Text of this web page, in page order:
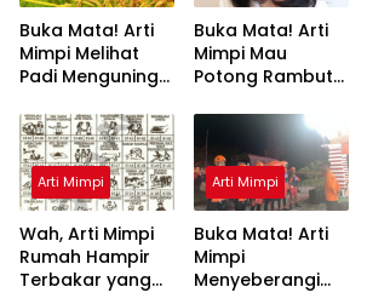
Buka Mata! Arti
Mimpi Melihat
Padi Menguning
Diketahui
Buka Mata! Arti
Mimpi Mau
Potong Rambut
Ini Penjelasannya
Arti Mimpi
Wah, Arti Mimpi
Rumah Hampir
Terbakar yang
Arti Mimpi
Buka Mata! Arti
Mimpi
Menyeberangi